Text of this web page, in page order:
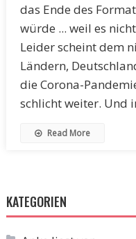
das Ende des
würde ... weil es
Leider scheint dem
Ländern,
die Corona-
schlicht weiter. Und
Read More
KATEGORIEN